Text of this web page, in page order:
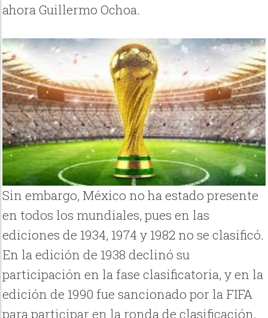
ahora Guillermo Ochoa.
Sin embargo, México no ha estado presente
en todos los mundiales, pues en las
ediciones de 1934, 1974 y 1982 no se clasificó.
En la edición de 1938 declinó su
participación en la fase clasificatoria, y en la
edición de 1990 fue sancionado por la FIFA
para participar en la ronda de clasificación,